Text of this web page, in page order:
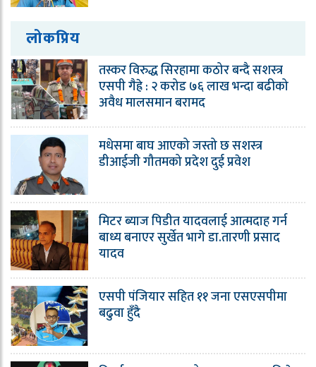
लोकप्रिय
तस्कर विरुद्ध सिरहामा कठोर बन्दै सशस्त्र
एसपी गैह्रे : २ करोड ७६ लाख भन्दा बढीको
अवैध मालसमान बरामद
मधेसमा बाघ आएको जस्तो छ सशस्त्र
डीआईजी गौतमको प्रदेश दुई प्रवेश
मिटर ब्याज पिडीत यादवलाई आत्मदाह गर्न
बाध्य बनाएर सुर्खेत भागे डा.तारणी प्रसाद
यादव
एसपी पंजियार सहित ११ जना एसएसपीमा
बढुवा हुँदै